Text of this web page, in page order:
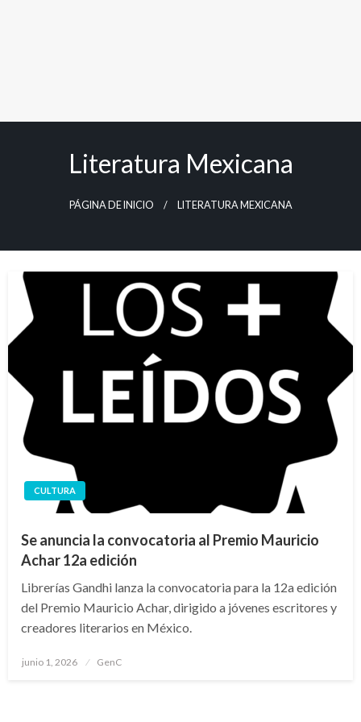
Literatura Mexicana
PÁGINA DE INICIO LITERATURA MEXICANA
CULTURA
Se anuncia la convocatoria al Premio Mauricio
Achar 12a edición
Librerías Gandhi lanza la convocatoria para la 12a edición
del Premio Mauricio Achar, dirigido a jóvenes escritores y
creadores literarios en México.
Publicado
junio 1, 2026 GenC